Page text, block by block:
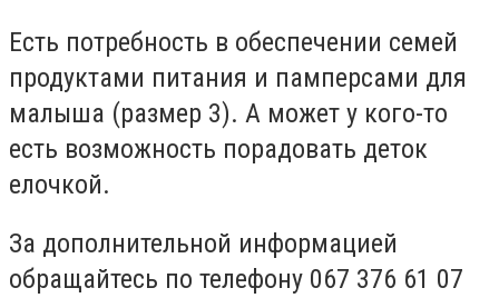
Есть потребность в обеспечении семей
продуктами питания и памперсами для
малыша (размер 3). А может у кого-то
есть возможность порадовать деток
елочкой.
За дополнительной информацией
обращайтесь по телефону 067 376 61 07